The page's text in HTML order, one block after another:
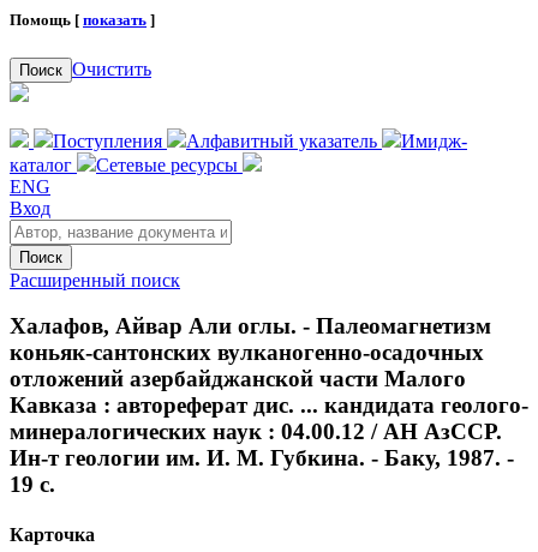
Помощь [ показать ]
Поиск Очистить
Поступления Алфавитный указатель
Имидж-
каталог
Сетевые ресурсы
ENG
Вход
Поиск
Расширенный поиск
Халафов, Айвар Али оглы. - Палеомагнетизм
коньяк-сантонских вулканогенно-осадочных
отложений азербайджанской части Малого
Кавказа : автореферат дис. ... кандидата геолого-
минералогических наук : 04.00.12 / АН АзССР.
Ин-т геологии им. И. М. Губкина. - Баку, 1987. -
19 с.
Карточка